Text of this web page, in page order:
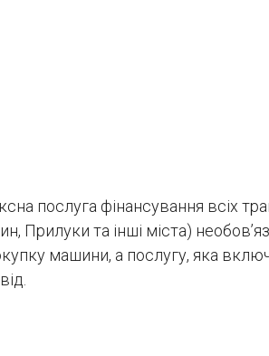
послуга фінансування всіх
Прилуки та інші міста)
машини, а послугу, яка